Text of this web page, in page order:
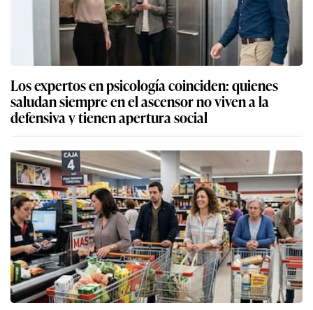
Los expertos en psicología coinciden: quienes
saludan siempre en el ascensor no viven a la
defensiva y tienen apertura social